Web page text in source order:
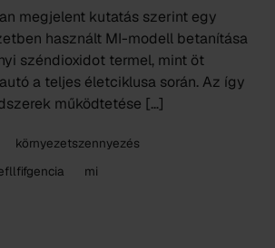
megjelent kutatás szerint egy
használt MI-modell betanítása
széndioxidot termel, mint öt
a teljes életciklusa során. Az így
működtetése […]
környezetszennyezés
mi